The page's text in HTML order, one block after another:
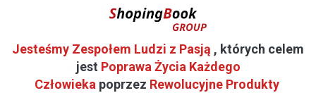
Jesteśmy Zespołem Ludzi z Pasją , których celem
jest Poprawa Życia Każdego
Człowieka poprzez Rewolucyjne Produkty